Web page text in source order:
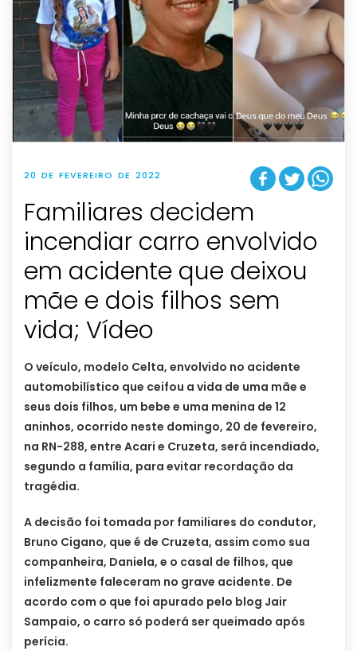
20 DE FEVEREIRO DE 2022
Familiares decidem
incendiar carro envolvido
em acidente que deixou
mãe e dois filhos sem
vida; Vídeo
O veículo, modelo Celta, envolvido no acidente
automobilístico que ceifou a vida de uma mãe e
seus dois filhos, um bebe e uma menina de 12
aninhos, ocorrido neste domingo, 20 de fevereiro,
na RN-288, entre Acari e Cruzeta, será incendiado,
segundo a família, para evitar recordação da
tragédia.
A decisão foi tomada por familiares do condutor,
Bruno Cigano, que é de Cruzeta, assim como sua
companheira, Daniela, e o casal de filhos, que
infelizmente faleceram no grave acidente. De
acordo com o que foi apurado pelo blog Jair
Sampaio, o carro só poderá ser queimado após
perícia.